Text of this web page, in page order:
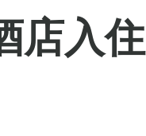
店入住